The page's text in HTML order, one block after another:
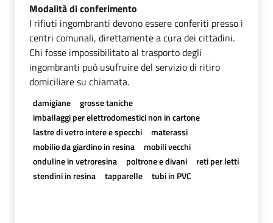
Modalità di conferimento
I rifiuti ingombranti devono essere conferiti presso i
centri comunali, direttamente a cura dei cittadini.
Chi fosse impossibilitato al trasporto degli
ingombranti può usufruire del servizio di ritiro
domiciliare su chiamata.
damigiane
grosse taniche
imballaggi per elettrodomestici non in cartone
lastre di vetro intere e specchi
materassi
mobilio da giardino in resina
mobili vecchi
onduline in vetroresina
poltrone e divani
reti per letti
stendini in resina
tapparelle tubi in PVC